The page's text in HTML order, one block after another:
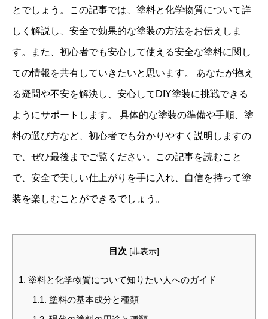
とでしょう。この記事では、塗料と化学物質について詳
しく解説し、安全で効果的な塗装の方法をお伝えしま
す。また、初心者でも安心して使える安全な塗料に関し
ての情報を共有していきたいと思います。 あなたが抱え
る疑問や不安を解決し、安心してDIY塗装に挑戦できる
ようにサポートします。 具体的な塗装の準備や手順、塗
料の選び方など、初心者でも分かりやすく説明しますの
で、ぜひ最後までご覧ください。この記事を読むこと
で、安全で美しい仕上がりを手に入れ、自信を持って塗
装を楽しむことができるでしょう。
目次 [非表示]
1. 塗料と化学物質について知りたい人へのガイド
1.1. 塗料の基本成分と種類